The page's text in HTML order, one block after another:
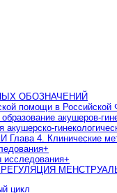
ОБОЗНАЧЕНИЙ
помощи в Российской
акушеров-
акушерско-
4. Клинические
+
исследования+
цикл